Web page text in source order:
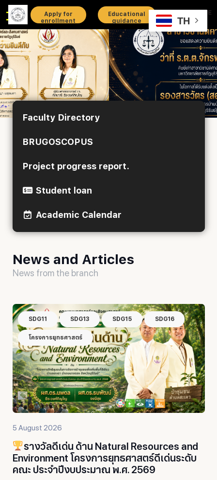
Apply for
enrollment
Educational
guidance
Faculty Directory
BRUGOSCOPUS
Project progress report.
Student loan
Academic Calendar
News and Articles
News from the branch
SDG11 SDG13 SDG15 SDG16
โครงการยุทธศาสตร์
5 August 2026
รางวัลดีเด่น ด้าน Natural Resources and
Environment โครงการยุทธศาสตร์ดีเด่นระดับ
คณะ ประจำปีงบประมาณ พ.ศ. 2569
TH